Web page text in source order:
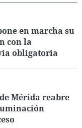
en marcha su
con la
obligatoria
Mérida reabre